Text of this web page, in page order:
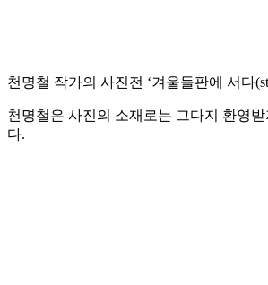
천명철 작가의 사진전 ‘겨울들판에 서다
천명철은 사진의 소재로는 그다지 환영
다.